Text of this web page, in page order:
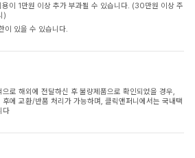
이 1만원 이상 추가 부과될 수 있습니다. (30만원 이상 주
)
이 있을 수 있습니다.
로 해외에 전달하신 후 불량제품으로 확인되었을 경우,
에 교환/반품 처리가 가능하며, 클릭앤퍼니에서는 국내택
다